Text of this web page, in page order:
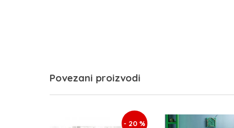
Povezani proizvodi
- 20 %